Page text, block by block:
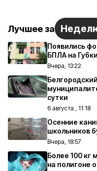
Лучшее за
Появились
БПЛА на
Вчера, 13:22
сутки
6 августа , 11:18
Осенние
школьников
Вчера, 18:57
Более 100 кг
на полигоне